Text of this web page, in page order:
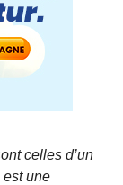
celles d’un
est une